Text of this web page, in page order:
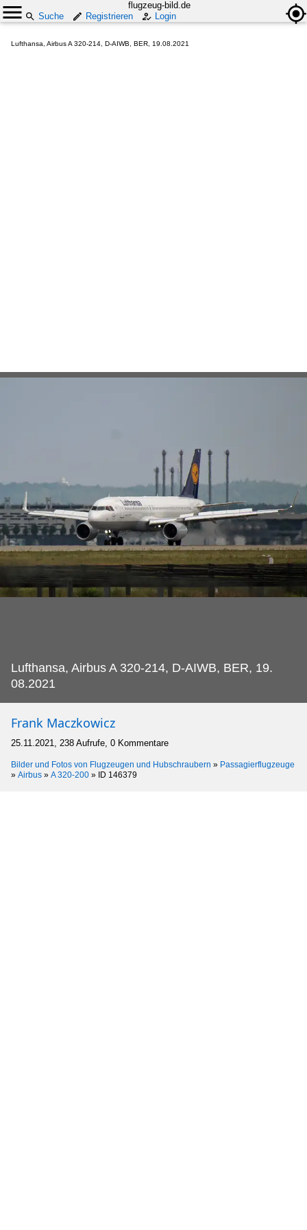
flugzeug-bild.de
Suche
Registrieren Login
Lufthansa, Airbus A 320-214, D-AIWB, BER, 19.08.2021
Lufthansa, Airbus A 320-214, D-AIWB, BER, 19.
08.2021
Frank Maczkowicz
25.11.2021, 238 Aufrufe, 0 Kommentare
Bilder und Fotos von Flugzeugen und Hubschraubern » Passagierflugzeuge
» Airbus » A 320-200 » ID 146379